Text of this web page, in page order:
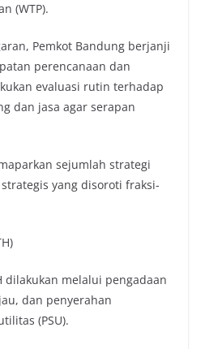
(WTP).
Pemkot Bandung berjanji
perencanaan dan
evaluasi rutin terhadap
dan jasa agar serapan
sejumlah strategi
yang disoroti fraksi-
dilakukan melalui pengadaan
dan penyerahan
(PSU).